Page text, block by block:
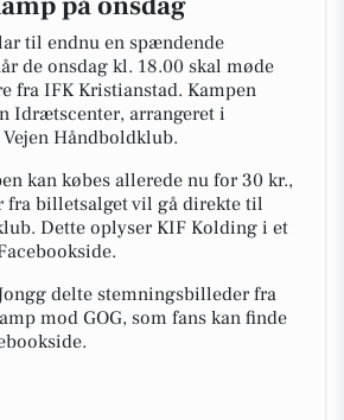
til endnu en spændende
de onsdag kl. 18.00 skal møde
fra IFK Kristianstad. Kampen
Idrætscenter, arrangeret i
Håndboldklub.
kan købes allerede nu for 30 kr.,
billetsalget vil gå direkte til
Dette oplyser KIF Kolding i et
delte stemningsbilleder fra
mod GOG, som fans kan finde